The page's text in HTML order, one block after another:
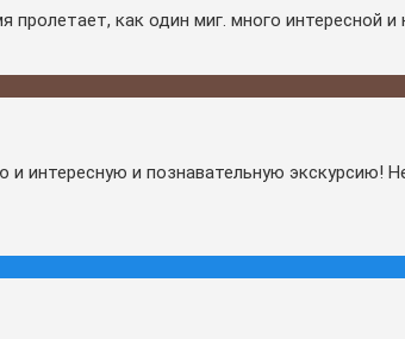
пролетает, как один миг. много интересной
интересную и познавательную